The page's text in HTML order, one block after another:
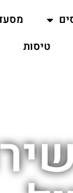
טיסות